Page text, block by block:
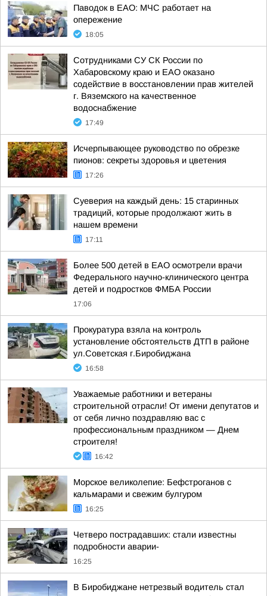
Паводок в ЕАО: МЧС работает на
опережение
18:05
Сотрудниками СУ СК России по
Хабаровскому краю и ЕАО оказано
содействие в восстановлении прав жителей
г. Вяземского на качественное
водоснабжение
17:49
Исчерпывающее руководство по обрезке
пионов: секреты здоровья и цветения
17:26
Суеверия на каждый день: 15 старинных
традиций, которые продолжают жить в
нашем времени
17:11
Более 500 детей в ЕАО осмотрели врачи
Федерального научно-клинического центра
детей и подростков ФМБА России
17:06
Прокуратура взяла на контроль
установление обстоятельств ДТП в районе
ул.Советская г.Биробиджана
16:58
Уважаемые работники и ветераны
строительной отрасли! От имени депутатов и
от себя лично поздравляю вас с
профессиональным праздником — Днем
строителя!
16:42
Морское великолепие: Бефстроганов с
кальмарами и свежим булгуром
16:25
Четверо пострадавших: стали известны
подробности аварии-
16:25
В Биробиджане нетрезвый водитель стал